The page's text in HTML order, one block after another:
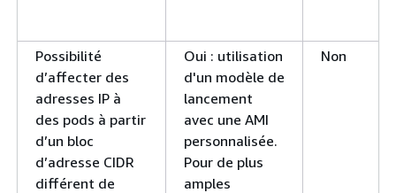
Possibilité
d’affecter des
adresses IP à
des pods à partir
d’un bloc
d’adresse CIDR
différent de
Oui : utilisation
d'un modèle de
lancement
avec une AMI
personnalisée.
Pour de plus
amples
Non